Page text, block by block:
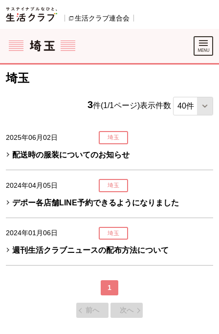
ページの先頭です。
生活クラブ連合会
ここからサイト内共通メニューです。
サイト内共通メニューをスキップする
サイト内共通メニューここまで。
埼玉
3件(1/1ページ)表示件数
2025年06月02日 埼玉
配送時の服装についてのお知らせ
2024年04月05日 埼玉
デポー各店舗LINE予約できるようになりました
2024年01月06日 埼玉
週刊生活クラブニュースの配布方法について
1
前へ 次へ